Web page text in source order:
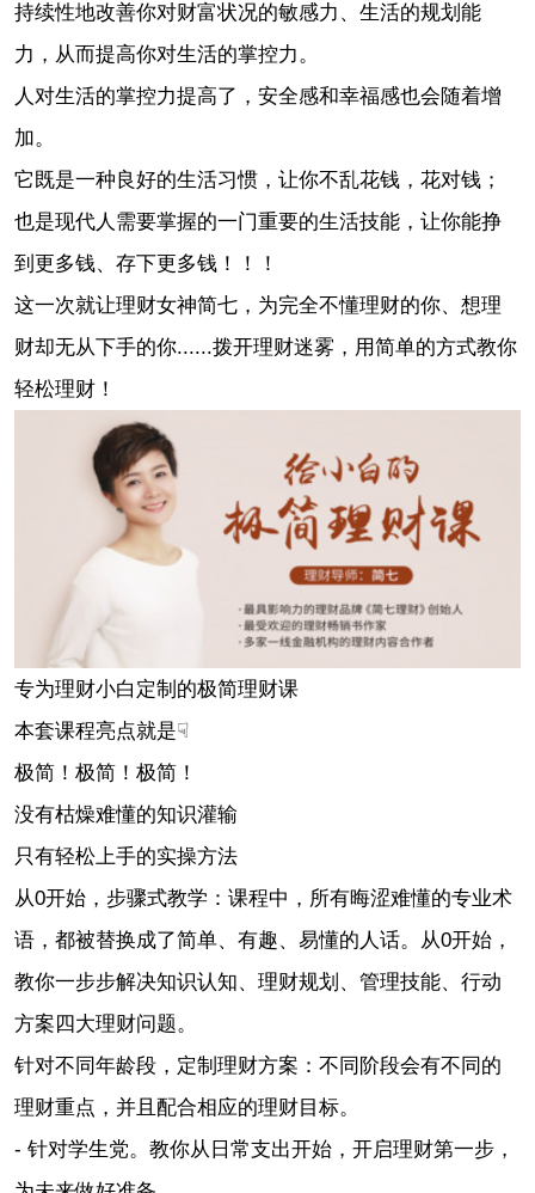
持续性地改善你对财富状况的敏感力、生活的规划能
力，从而提高你对生活的掌控力。
人对生活的掌控力提高了，安全感和幸福感也会随着增
加。
它既是一种良好的生活习惯，让你不乱花钱，花对钱；
也是现代人需要掌握的一门重要的生活技能，让你能挣
到更多钱、存下更多钱！！！
这一次就让理财女神简七，为完全不懂理财的你、想理
财却无从下手的你......拨开理财迷雾，用简单的方式教你
轻松理财！
专为理财小白定制的极简理财课
本套课程亮点就是☟
极简！极简！极简！
没有枯燥难懂的知识灌输
只有轻松上手的实操方法
从0开始，步骤式教学：课程中，所有晦涩难懂的专业术
语，都被替换成了简单、有趣、易懂的人话。从0开始，
教你一步步解决知识认知、理财规划、管理技能、行动
方案四大理财问题。
针对不同年龄段，定制理财方案：不同阶段会有不同的
理财重点，并且配合相应的理财目标。
- 针对学生党。教你从日常支出开始，开启理财第一步，